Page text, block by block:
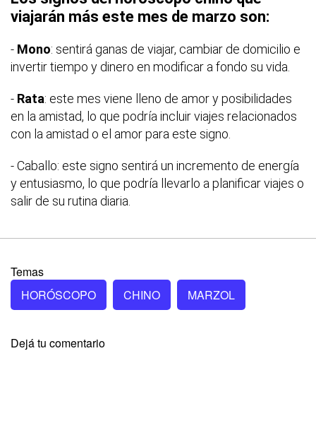
viajarán más este mes de marzo son:
- Mono: sentirá ganas de viajar, cambiar de domicilio e
invertir tiempo y dinero en modificar a fondo su vida.
- Rata: este mes viene lleno de amor y posibilidades
en la amistad, lo que podría incluir viajes relacionados
con la amistad o el amor para este signo.
- Caballo: este signo sentirá un incremento de energía
y entusiasmo, lo que podría llevarlo a planificar viajes o
salir de su rutina diaria.
Temas
HORÓSCOPO
CHINO MARZOL
Dejá tu comentario